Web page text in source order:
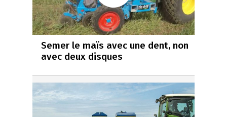
Semer le maïs avec une dent, non
avec deux disques